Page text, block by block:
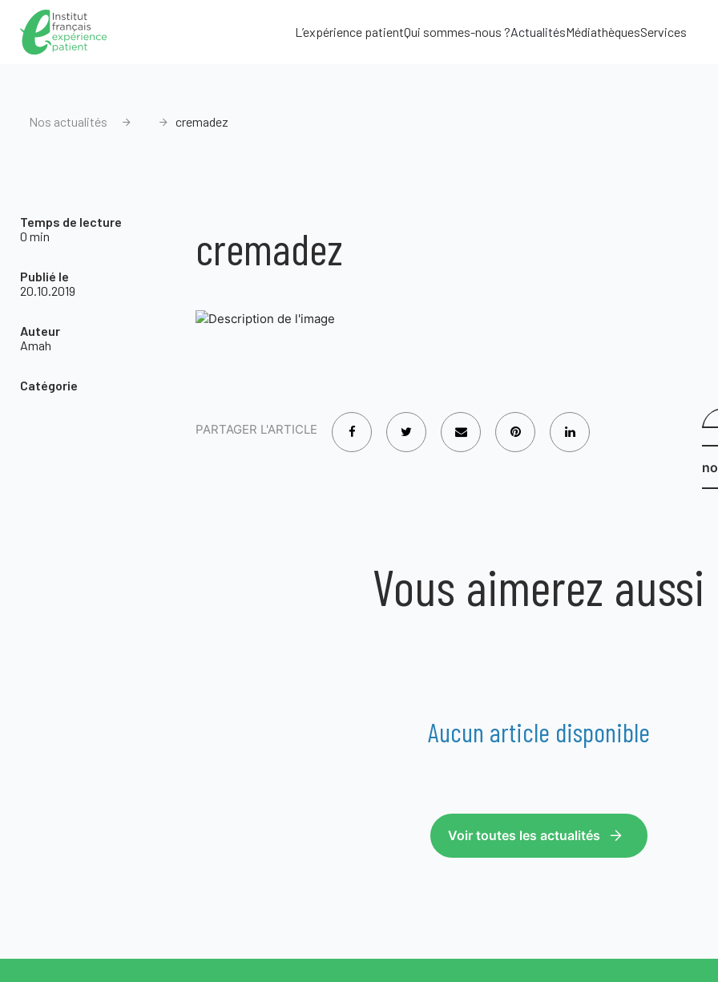
L’expérience patientQui sommes-nous ?ActualitésMédiathèquesServices
Nos actualités cremadez
Temps de lecture
0 min
Publié le
20.10.2019
Auteur
Amah
Catégorie
cremadez
PARTAGER L'ARTICLE
Vous aimerez aussi
Aucun article disponible
Voir toutes les actualités